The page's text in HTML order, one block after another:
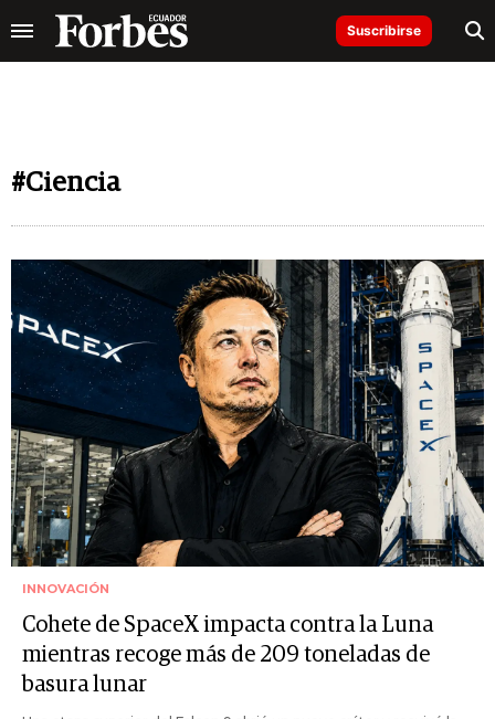
Suscribirse
#Ciencia
INNOVACIÓN
Cohete de SpaceX impacta contra la Luna
mientras recoge más de 209 toneladas de
basura lunar